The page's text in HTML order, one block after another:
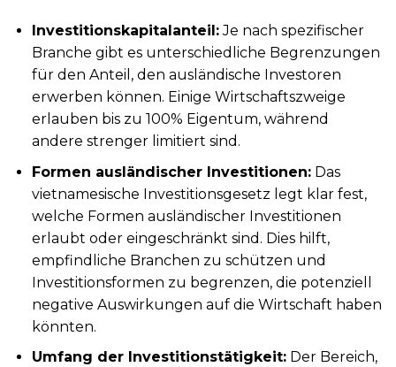
Investitionskapitalanteil:Je nach spezifischer
Branche gibt es unterschiedliche Begrenzungen
für den Anteil, den ausländische Investoren
erwerben können. Einige Wirtschaftszweige
erlauben bis zu 100% Eigentum, während
andere strenger limitiert sind.
Formen ausländischer Investitionen:Das
vietnamesische Investitionsgesetz legt klar fest,
welche Formen ausländischer Investitionen
erlaubt oder eingeschränkt sind. Dies hilft,
empfindliche Branchen zu schützen und
Investitionsformen zu begrenzen, die potenziell
negative Auswirkungen auf die Wirtschaft haben
könnten.
Umfang der Investitionstätigkeit:Der Bereich,